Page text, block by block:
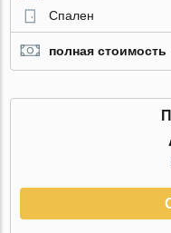
Спален
полная стоимость